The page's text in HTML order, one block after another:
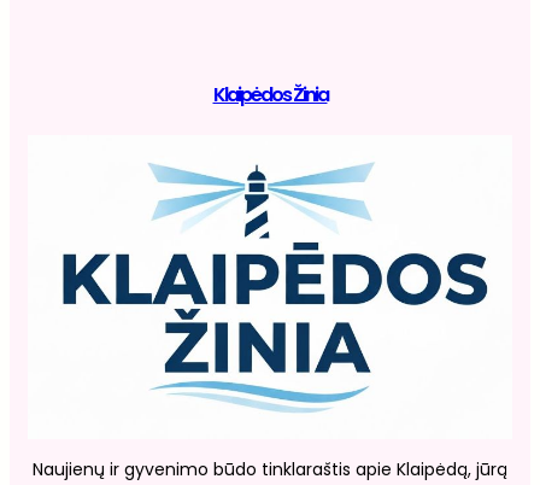
Klaipėdos Žinia
Naujienų ir gyvenimo būdo tinklaraštis apie Klaipėdą, jūrą